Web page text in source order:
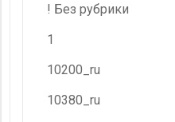
! Без рубрики
1
10200_ru
10380_ru